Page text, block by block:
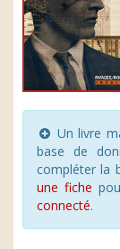
Un livre
base de
compléter la
une fiche
connecté.